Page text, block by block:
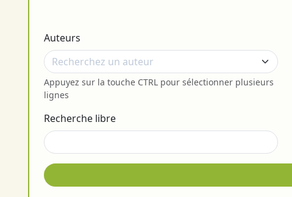
Auteurs
Appuyez sur la touche CTRL pour sélectionner plusieurs
lignes
Recherche libre